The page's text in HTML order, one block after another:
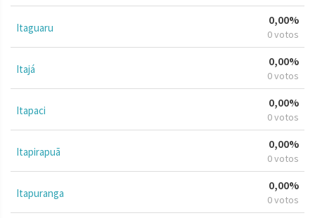
Itaguaru
0,00%
0 votos
Itajá
0,00%
0 votos
Itapaci
0,00%
0 votos
Itapirapuã
0,00%
0 votos
Itapuranga
0,00%
0 votos